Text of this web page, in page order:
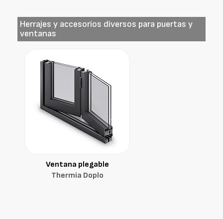
Herrajes y accesorios diversos para puertas y
ventanas
Ventana plegable
Thermia Doplo